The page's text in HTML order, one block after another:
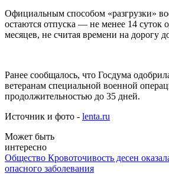
Официальным способом «разгрузки»
остаются отпуска — не менее 14 суток
месяцев, не считая времени на дорогу
Ранее сообщалось, что Госдума
ветеранам специальной военной
продолжительностью до 35 дней.
Источник и фото - lenta.ru
Может быть
интересно
Общество Кровоточивость десен
опасного заболевания